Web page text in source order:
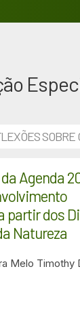
Agenda
partir dos
Natureza
Melo Timothy